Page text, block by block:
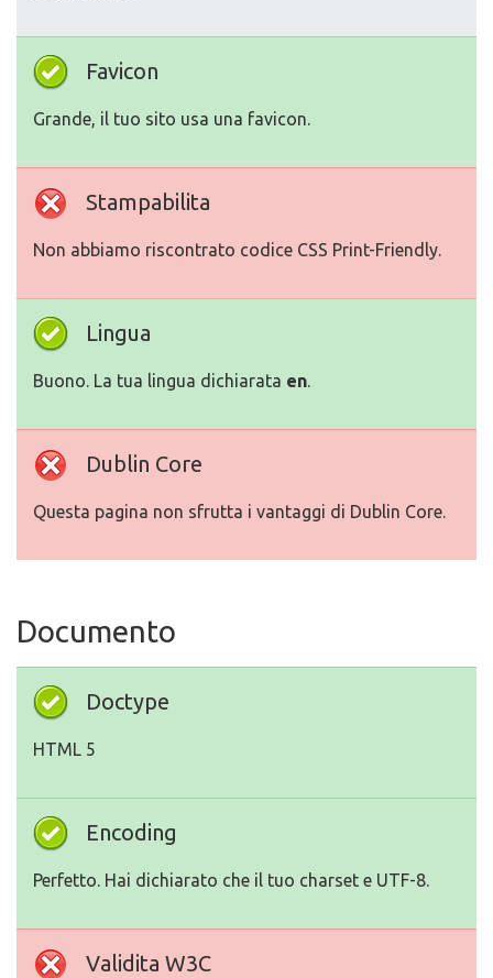
Favicon
Grande, il tuo sito usa una favicon.
Stampabilita
Non abbiamo riscontrato codice CSS Print-Friendly.
Lingua
Buono. La tua lingua dichiarata en.
Dublin Core
Questa pagina non sfrutta i vantaggi di Dublin Core.
Documento
Doctype
HTML 5
Encoding
Perfetto. Hai dichiarato che il tuo charset e UTF-8.
Validita W3C